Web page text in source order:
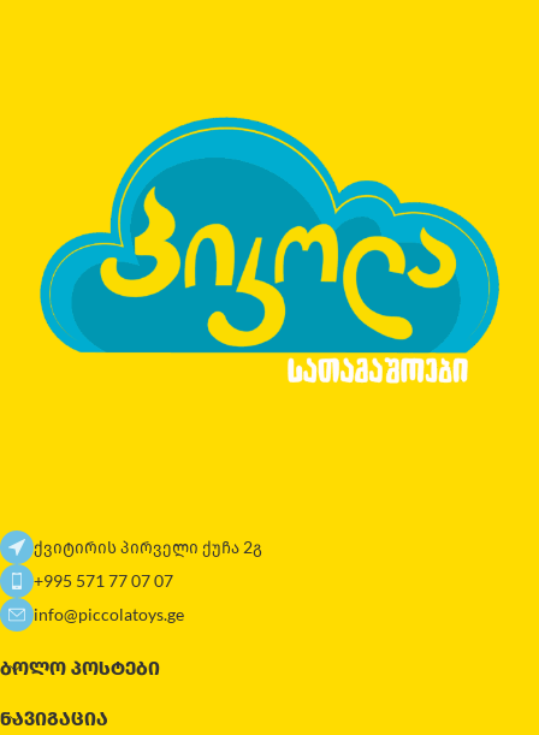
ქვიტირის პირველი ქუჩა 2გ
+995 571 77 07 07
info@piccolatoys.ge
ᲑᲝᲚᲝ ᲞᲝᲡᲢᲔᲑᲘ
ᲜᲐᲕᲘᲒᲐᲪᲘᲐ